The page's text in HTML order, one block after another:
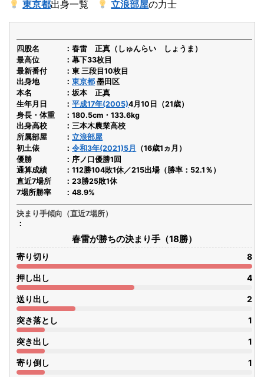
東京都出身一覧 立浪部屋の力士
四股名
春雷 正真（しゅんらい しょうま）
最高位
幕下33枚目
最新番付
東 三段目10枚目
出身地
東京都 墨田区
本名
坂本 正真
生年月日
平成17年(2005)4月10日（21歳）
身長・体重
180.5cm・133.6kg
出身高校
三本木農業高校
所属部屋
立浪部屋
初土俵
令和3年(2021)5月
（16歳1ヵ月）
優勝
序ノ口優勝1回
通算成績
112勝104敗1休／215出場（勝率：52.1％）
直近7場所
23勝25敗1休
7場所勝率
48.9%
決まり手傾向（直近7場所）
春雷が勝ちの決まり手（18勝）
寄り切り 8
押し出し 4
送り出し 2
突き落とし 1
突き出し 1
寄り倒し 1